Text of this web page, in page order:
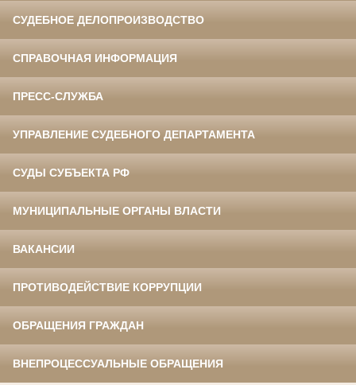
СУДЕБНОЕ ДЕЛОПРОИЗВОДСТВО
СПРАВОЧНАЯ ИНФОРМАЦИЯ
ПРЕСС-СЛУЖБА
УПРАВЛЕНИЕ СУДЕБНОГО ДЕПАРТАМЕНТА
СУДЫ СУБЪЕКТА РФ
МУНИЦИПАЛЬНЫЕ ОРГАНЫ ВЛАСТИ
ВАКАНСИИ
ПРОТИВОДЕЙСТВИЕ КОРРУПЦИИ
ОБРАЩЕНИЯ ГРАЖДАН
ВНЕПРОЦЕССУАЛЬНЫЕ ОБРАЩЕНИЯ